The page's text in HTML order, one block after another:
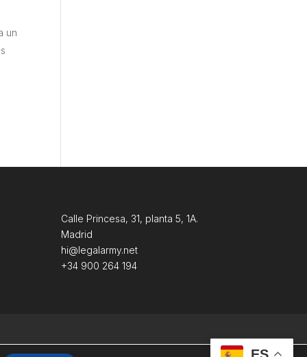
un
Calle Princesa, 31, planta 5, 1A.
Madrid
hi@legalarmy.net
+34 900 264 194